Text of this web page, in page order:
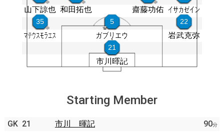
Starting Member
GK 21 市川 暉記 90分